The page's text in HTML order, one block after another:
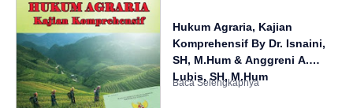
Hukum Agraria, Kajian
Komprehensif By Dr. Isnaini,
SH, M.Hum & Anggreni A.
Lubis, SH, M.Hum